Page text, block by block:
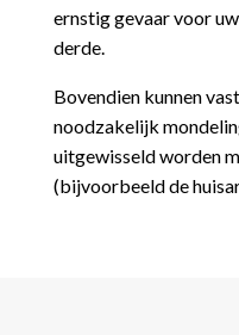
ernstig gevaar voor
derde.
Bovendien kunnen
noodzakelijk
uitgewisseld worden
(bijvoorbeeld de